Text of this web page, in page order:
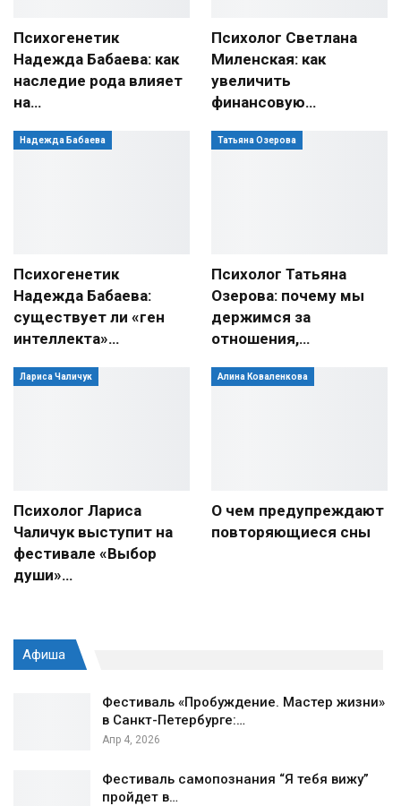
Психогенетик
Надежда Бабаева: как
наследие рода влияет
на…
Психолог Светлана
Миленская: как
увеличить
финансовую…
Надежда Бабаева
Психогенетик
Надежда Бабаева:
существует ли «ген
интеллекта»…
Татьяна Озерова
Психолог Татьяна
Озерова: почему мы
держимся за
отношения,…
Лариса Чаличук
Психолог Лариса
Чаличук выступит на
фестивале «Выбор
души»…
Алина Коваленкова
О чем предупреждают
повторяющиеся сны
Афиша
Фестиваль «Пробуждение. Мастер жизни»
в Санкт-Петербурге:…
Апр 4, 2026
Фестиваль самопознания “Я тебя вижу”
пройдет в…